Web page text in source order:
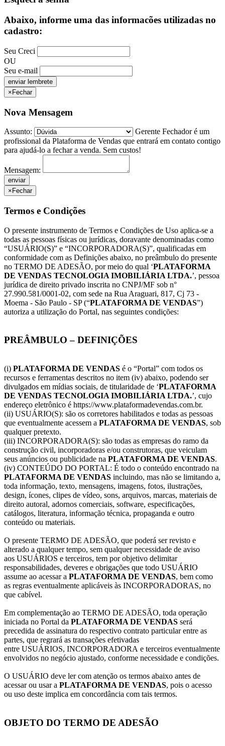
Abaixo, informe uma das informacões utilizadas no
cadastro:
Seu Creci
OU
Seu e-mail
× Fechar
Nova Mensagem
Assunto:
Gerente Fechador é um
profissional da Plataforma de Vendas que entrará em contato contigo
para ajudá-lo a fechar a venda. Sem custos!
Mensagem:
× Fechar
Termos e Condições
O presente instrumento de Termos e Condições de Uso aplica-se a
todas as pessoas físicas ou jurídicas, doravante denominadas como
“USUÁRIO(S)” e “INCORPORADORA(S)”, qualificadas em
conformidade com as Definições abaixo, no preâmbulo do presente
no TERMO DE ADESÃO, por meio do qual ‘PLATAFORMA
DE VENDAS TECNOLOGIA IMOBILIÁRIA LTDA.’, pessoa
jurídica de direito privado inscrita no CNPJ/MF sob n°
27.990.581/0001-02, com sede na Rua Araguari, 817, Cj 73 -
Moema - São Paulo - SP (“PLATAFORMA DE VENDAS”)
autoriza a utilização do Portal, nas seguintes condições:
PREÂMBULO – DEFINIÇÕES
(i) PLATAFORMA DE VENDAS é o “Portal” com todos os
recursos e ferramentas descritos no item (iv) abaixo, podendo ser
divulgados em mídias sociais, de titularidade de ‘PLATAFORMA
DE VENDAS TECNOLOGIA IMOBILIÁRIA LTDA.’, cujo
endereço eletrônico é https://www.plataformadevendas.com.br.
(ii) USUÁRIO(S): são os corretores habilitados e todas as pessoas
que eventualmente acessem a PLATAFORMA DE VENDAS, sob
qualquer pretexto.
(iii) INCORPORADORA(S): são todas as empresas do ramo da
construção civil, incorporadoras e/ou construtoras, que veiculam
seus anúncios ou publicidade na PLATAFORMA DE VENDAS.
(iv) CONTEÚDO DO PORTAL: É todo o conteúdo encontrado na
PLATAFORMA DE VENDAS incluindo, mas não se limitando a,
toda informação, texto, mensagens, imagens, fotos, ilustrações,
design, ícones, clipes de vídeo, sons, arquivos, marcas, materiais de
direito autoral, adornos comerciais, software, especificações,
catálogos, literatura, informação técnica, propaganda e outro
conteúdo ou materiais.
O presente TERMO DE ADESÃO, que poderá ser revisto e
alterado a qualquer tempo, sem qualquer necessidade de aviso
aos USUÁRIOS e terceiros, tem por objetivo delimitar
responsabilidades, deveres e obrigações que todo USUÁRIO
assume ao acessar a PLATAFORMA DE VENDAS, bem como
as regras eventualmente aplicáveis às INCORPORADORAS, no
que cabível.
Em complementação ao TERMO DE ADESÃO, toda operação
iniciada no Portal da PLATAFORMA DE VENDAS será
precedida de assinatura do respectivo contrato particular entre as
partes, que regrará as transações efetivadas
entre USUÁRIOS, INCORPORADORA e terceiros eventualmente
envolvidos no negócio ajustado, conforme necessidade e condições.
O USUÁRIO deve ler com atenção os termos abaixo antes de
acessar ou usar a PLATAFORMA DE VENDAS, pois o acesso
ou uso deste implica em concordância com tais termos.
OBJETO DO TERMO DE ADESÃO